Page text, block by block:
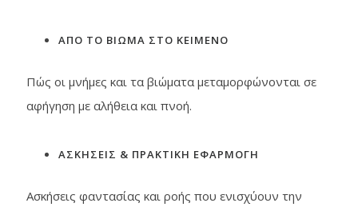
ΑΠΟ ΤΟ ΒΙΩΜΑ ΣΤΟ ΚΕΙΜΕΝΟ
Πώς οι μνήμες και τα βιώματα μεταμορφώνονται σε
αφήγηση με αλήθεια και πνοή.
ΑΣΚΗΣΕΙΣ & ΠΡΑΚΤΙΚΗ ΕΦΑΡΜΟΓΗ
Ασκήσεις φαντασίας και ροής που ενισχύουν την